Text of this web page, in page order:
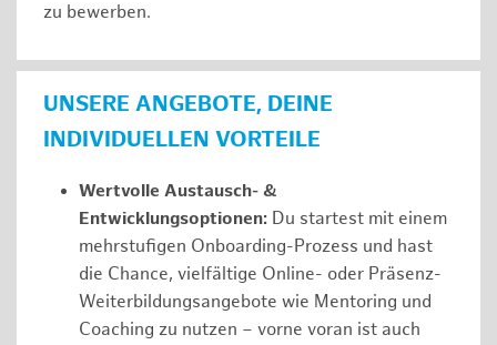
zu bewerben.
UNSERE ANGEBOTE, DEINE
INDIVIDUELLEN VORTEILE
Wertvolle Austausch- &
Entwicklungsoptionen: Du startest mit einem
mehrstufigen Onboarding-Prozess und hast
die Chance, vielfältige Online- oder Präsenz-
Weiterbildungsangebote wie Mentoring und
Coaching zu nutzen – vorne voran ist auch